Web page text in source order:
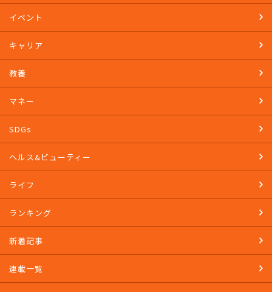
イベント
キャリア
教養
マネー
SDGs
ヘルス&ビューティー
ライフ
ランキング
新着記事
連載一覧